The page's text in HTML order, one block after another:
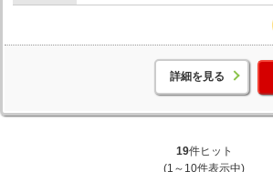
詳細を見る
19件ヒット
(1～10件表示中)